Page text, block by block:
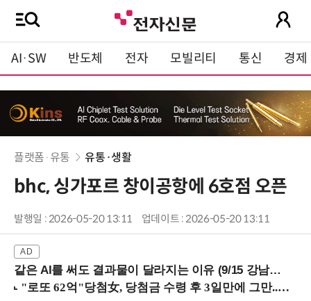
AI·SW 반도체 전자 모빌리티 통신 경제
플랫폼·유통 유통·생활
bhc, 싱가포르 창이공항에 6호점 오픈
발행일 : 2026-05-20 13:11 업데이트 : 2026-05-20 13:11
같은 AI를 써도 결과물이 달라지는 이유 (9/15 강남역)